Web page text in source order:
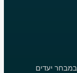
יעדים